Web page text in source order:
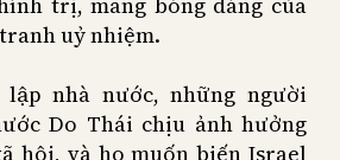
uỷ nhiệm.
nhà nước, những người
Do Thái chịu ảnh hưởng
hội, và họ muốn biến Israel